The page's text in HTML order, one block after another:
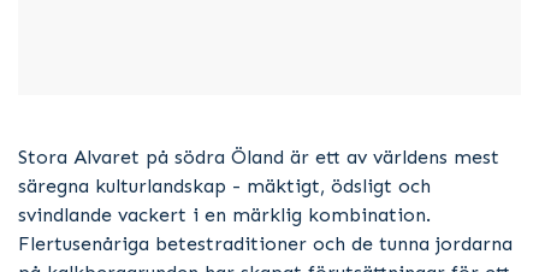
Stora Alvaret på södra Öland är ett av världens mest
säregna kulturlandskap - mäktigt, ödsligt och
svindlande vackert i en märklig kombination.
Flertusenåriga betestraditioner och de tunna jordarna